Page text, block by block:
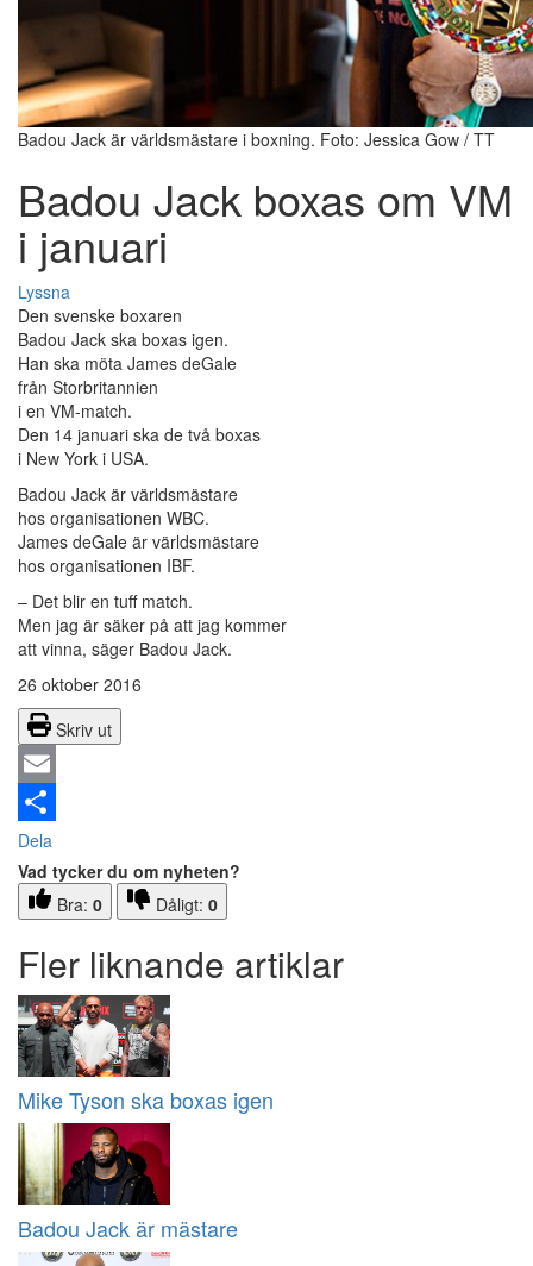
Badou Jack är världsmästare i boxning. Foto: Jessica Gow / TT
Badou Jack boxas om VM
i januari
Lyssna
Den svenske boxaren
Badou Jack ska boxas igen.
Han ska möta James deGale
från Storbritannien
i en VM-match.
Den 14 januari ska de två boxas
i New York i USA.
Badou Jack är världsmästare
hos organisationen WBC.
James deGale är världsmästare
hos organisationen IBF.
– Det blir en tuff match.
Men jag är säker på att jag kommer
att vinna, säger Badou Jack.
26 oktober 2016
Skriv ut
Email
Dela
Vad tycker du om nyheten?
Bra: 0 Dåligt: 0
Fler liknande artiklar
Mike Tyson ska boxas igen
Badou Jack är mästare